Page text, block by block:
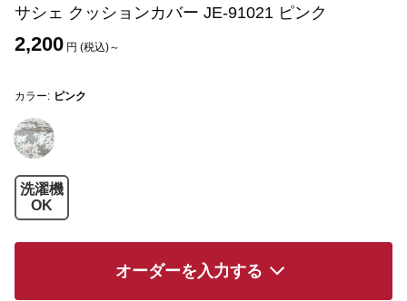
サシェ クッションカバー JE-91021 ピンク
2,200 円 (税込)～
カラー: ピンク
洗濯機
OK
オーダーを入力する